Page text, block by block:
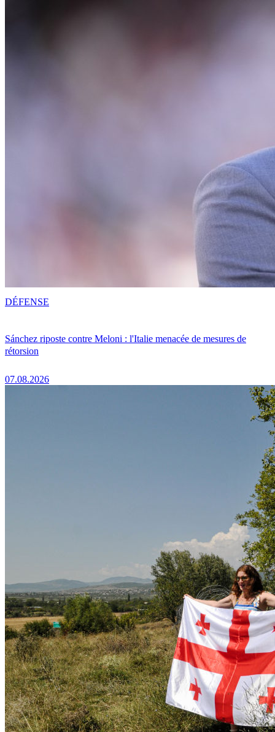
Sánchez riposte contre Meloni : l'Italie menacée de mesures de
rétorsion
07.08.2026
DÉFENSE